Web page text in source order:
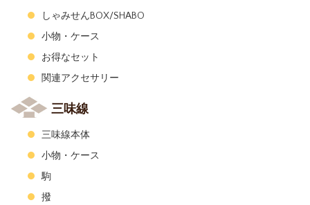
しゃみせんBOX/SHABO
小物・ケース
お得なセット
関連アクセサリー
三味線
三味線本体
小物・ケース
駒
撥